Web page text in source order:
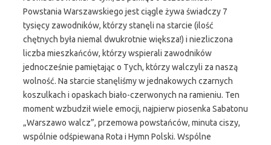
Powstania Warszawskiego jest ciągle żywa świadczy 7
tysięcy zawodników, którzy stanęli na starcie (ilość
chętnych była niemal dwukrotnie większa!) i niezliczona
liczba mieszkańców, którzy wspierali zawodników
jednocześnie pamiętając o Tych, którzy walczyli za naszą
wolność. Na starcie stanęliśmy w jednakowych czarnych
koszulkach i opaskach biało-czerwonych na ramieniu. Ten
moment wzbudził wiele emocji, najpierw piosenka Sabatonu
„Warszawo walcz”, przemowa powstańców, minuta ciszy,
wspólnie odśpiewana Rota i Hymn Polski. Wspólne